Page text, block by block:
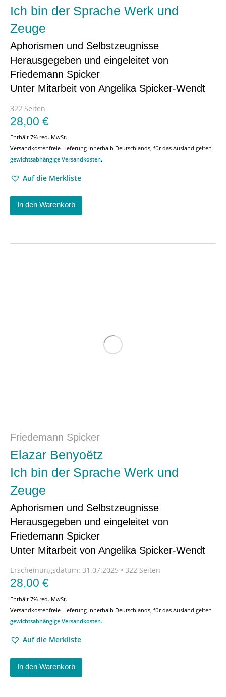
Ich bin der Sprache Werk und
Zeuge
Aphorismen und Selbstzeugnisse
Herausgegeben und eingeleitet von
Friedemann Spicker
Unter Mitarbeit von Angelika Spicker-Wendt
322 Seiten
28,00 €
Enthält 7% red. MwSt.
Versandkostenfreie Lieferung innerhalb Deutschlands, für das Ausland gelten
gewichtsabhängige Versandkosten.
Auf die Merkliste
In den Warenkorb
Friedemann Spicker
Elazar Benyoëtz
Ich bin der Sprache Werk und
Zeuge
Aphorismen und Selbstzeugnisse
Herausgegeben und eingeleitet von
Friedemann Spicker
Unter Mitarbeit von Angelika Spicker-Wendt
Erscheinungsdatum: 31.07.2025 • 322 Seiten
28,00 €
Enthält 7% red. MwSt.
Versandkostenfreie Lieferung innerhalb Deutschlands, für das Ausland gelten
gewichtsabhängige Versandkosten.
Auf die Merkliste
In den Warenkorb